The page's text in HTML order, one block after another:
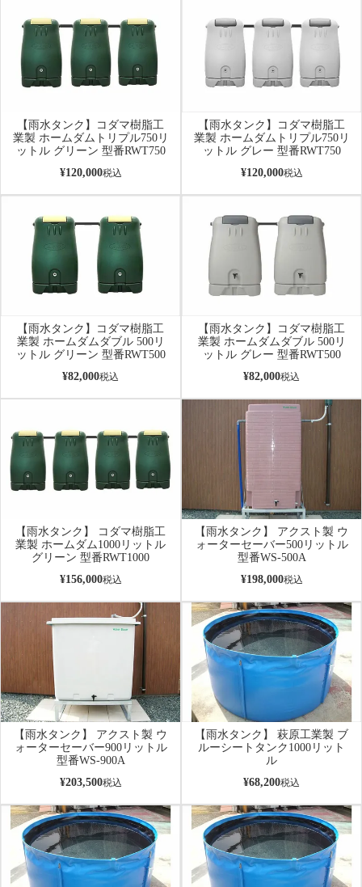
【雨水タンク】コダマ樹脂工
業製 ホームダムトリプル750リ
ットル グリーン 型番RWT750
¥120,000税込
【雨水タンク】コダマ樹脂工
業製 ホームダムトリプル750リ
ットル グレー 型番RWT750
¥120,000税込
【雨水タンク】コダマ樹脂工
業製 ホームダムダブル 500リ
ットル グリーン 型番RWT500
¥82,000税込
【雨水タンク】コダマ樹脂工
業製 ホームダムダブル 500リ
ットル グレー 型番RWT500
¥82,000税込
【雨水タンク】 コダマ樹脂工
業製 ホームダム1000リットル
グリーン 型番RWT1000
¥156,000税込
【雨水タンク】 アクスト製 ウ
ォーターセーバー500リットル
型番WS-500A
¥198,000税込
【雨水タンク】 アクスト製 ウ
ォーターセーバー900リットル
型番WS-900A
¥203,500税込
【雨水タンク】 萩原工業製 ブ
ルーシートタンク1000リット
ル
¥68,200税込